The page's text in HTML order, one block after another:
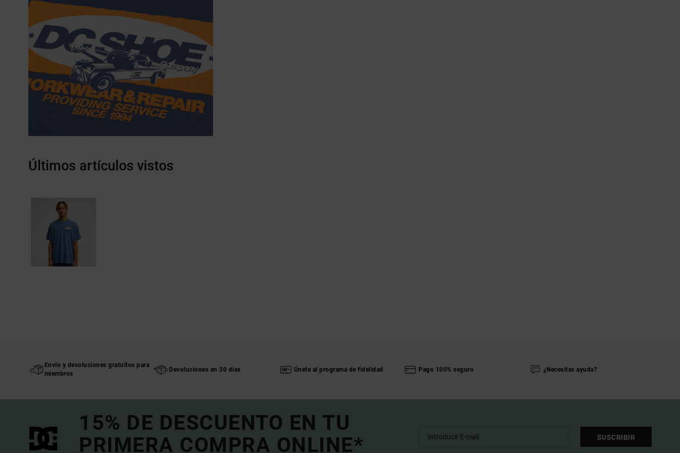
Últimos artículos vistos
Envío y devoluciones gratuitos para
miembros
Devoluciones en 30 días Únete al programa de fidelidad Pago 100% seguro ¿Necesitas ayuda?
15% DE DESCUENTO EN TU
PRIMERA COMPRA ONLINE*
SUSCRIBIR